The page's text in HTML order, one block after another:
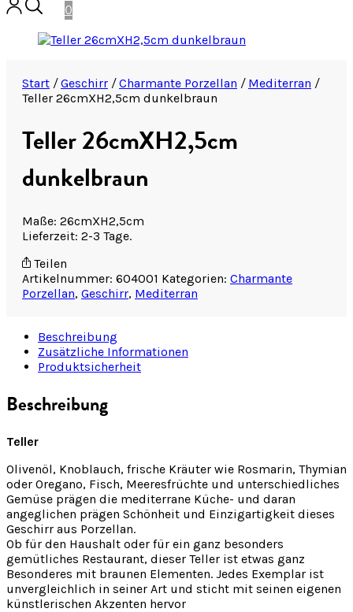
0
Start / Geschirr / Charmante Porzellan / Mediterran /
Teller 26cmXH2,5cm dunkelbraun
Teller 26cmXH2,5cm
dunkelbraun
Maße: 26cmXH2,5cm
Lieferzeit: 2-3 Tage.
Teilen
Artikelnummer: 604001 Kategorien: Charmante
Porzellan, Geschirr, Mediterran
Beschreibung
Zusätzliche Informationen
Produktsicherheit
Beschreibung
Teller
Olivenöl, Knoblauch, frische Kräuter wie Rosmarin, Thymian
oder Oregano, Fisch, Meeresfrüchte und unterschiedliches
Gemüse prägen die mediterrane Küche- und daran
angeglichen prägen Schönheit und Einzigartigkeit dieses
Geschirr aus Porzellan.
Ob für den Haushalt oder für ein ganz besonders
gemütliches Restaurant, dieser Teller ist etwas ganz
Besonderes mit braunen Elementen. Jedes Exemplar ist
unvergleichlich in seiner Art und sticht mit seinen eigenen
künstlerischen Akzenten hervor